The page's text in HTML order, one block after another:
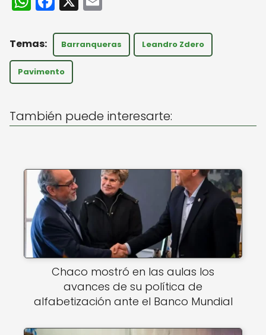
h
a
ts
A
p
a
c
e
b
o
k
ai
l
Barranqueras Leandro Zdero
Pavimento
También puede interesarte:
Chaco mostró en las aulas los
avances de su política de
alfabetización ante el Banco Mundial